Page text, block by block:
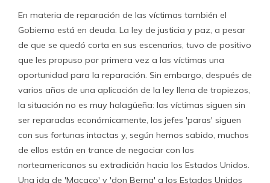
En materia de reparación de las víctimas también el
Gobierno está en deuda. La ley de justicia y paz, a pesar
de que se quedó corta en sus escenarios, tuvo de positivo
que les propuso por primera vez a las víctimas una
oportunidad para la reparación. Sin embargo, después de
varios años de una aplicación de la ley llena de tropiezos,
la situación no es muy halagüeña: las víctimas siguen sin
ser reparadas económicamente, los jefes 'paras' siguen
con sus fortunas intactas y, según hemos sabido, muchos
de ellos están en trance de negociar con los
norteamericanos su extradición hacia los Estados Unidos.
Una ida de 'Macaco' y 'don Berna' a los Estados Unidos